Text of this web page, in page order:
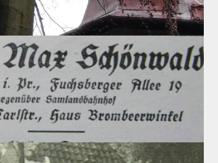
ул.Ленина, 29
шторма 1899 года, значительно
морского берега Самбии,
масштабные работы по
от Раушена (н.в. Светлогорск) до
ул.Садовая, 13